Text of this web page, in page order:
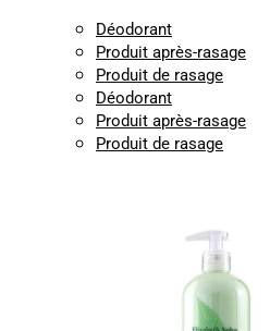
Déodorant
Produit après-rasage
Produit de rasage
Déodorant
Produit après-rasage
Produit de rasage